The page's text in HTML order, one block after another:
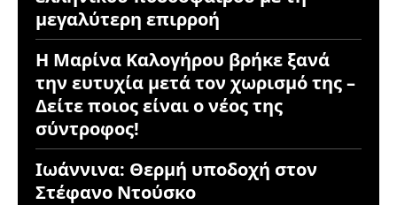
μεγαλύτερη επιρροή
Η Μαρίνα Καλογήρου βρήκε ξανά
την ευτυχία μετά τον χωρισμό της –
Δείτε ποιος είναι ο νέος της
σύντροφος!
Ιωάννινα: Θερμή υποδοχή στον
Στέφανο Ντούσκο